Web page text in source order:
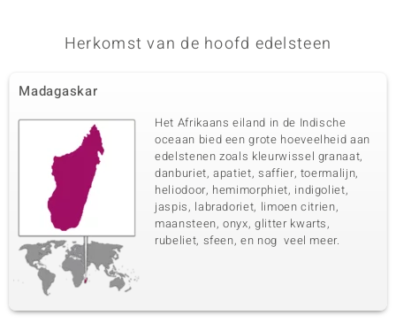
Herkomst van de hoofd edelsteen
Madagaskar
Het Afrikaans eiland in de Indische
oceaan bied een grote hoeveelheid aan
edelstenen zoals kleurwissel granaat,
danburiet, apatiet, saffier, toermalijn,
heliodoor, hemimorphiet, indigoliet,
jaspis, labradoriet, limoen citrien,
maansteen, onyx, glitter kwarts,
rubeliet, sfeen, en nog veel meer.